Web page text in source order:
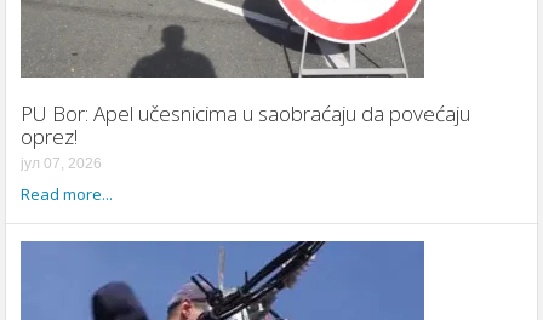
PU Bor: Apel učesnicima u saobraćaju da povećaju
oprez!
јул 07, 2026
Read more...